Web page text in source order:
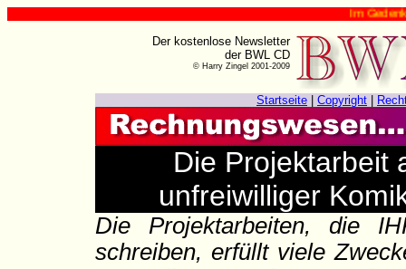
Im Gedenken an
Der kostenlose Newsletter
der BWL CD
© Harry Zingel 2001-2009
Startseite Copyright
Die Projektarbeit
unfreiwilliger
Die Projektarbeiten, die
schreiben, erfüllt viele